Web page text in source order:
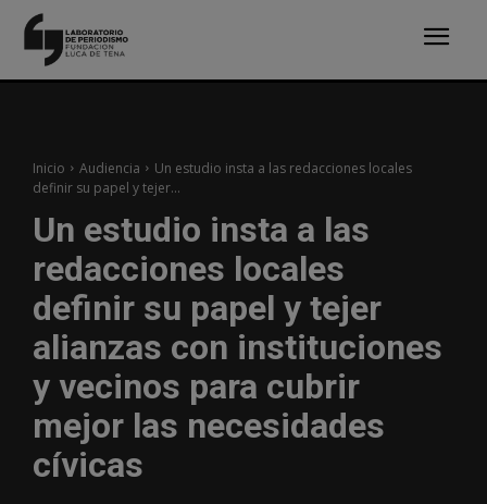
Inicio Audiencia
Un estudio insta a las redacciones locales
definir su papel y tejer...
Un estudio insta a las
redacciones locales
definir su papel y tejer
alianzas con instituciones
y vecinos para cubrir
mejor las necesidades
cívicas